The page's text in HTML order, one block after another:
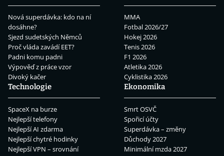
Nová superdávka: kdo na ní
dosáhne?
Sjezd sudetských Němců
Proč vláda zavádí EET?
Padni komu padni
Výpověď z práce vzor
Divoký kačer
MMA
Fotbal 2026/27
Hokej 2026
Tenis 2026
F1 2026
Atletika 2026
Cyklistika 2026
Technologie
SpaceX na burze
Nejlepší telefony
Nejlepší AI zdarma
Nejlepší chytré hodinky
Nejlepší VPN – srovnání
Ekonomika
Smrt OSVČ
Spořicí účty
Superdávka – změny
Důchody 2027
Minimální mzda 2027